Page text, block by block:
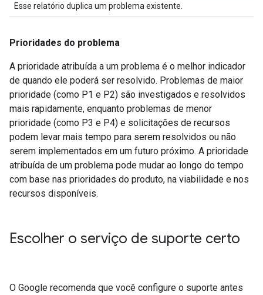
Esse relatório duplica um problema existente.
Prioridades do problema
A prioridade atribuída a um problema é o melhor indicador
de quando ele poderá ser resolvido. Problemas de maior
prioridade (como P1 e P2) são investigados e resolvidos
mais rapidamente, enquanto problemas de menor
prioridade (como P3 e P4) e solicitações de recursos
podem levar mais tempo para serem resolvidos ou não
serem implementados em um futuro próximo. A prioridade
atribuída de um problema pode mudar ao longo do tempo
com base nas prioridades do produto, na viabilidade e nos
recursos disponíveis.
Escolher o serviço de suporte certo
O Google recomenda que você configure o suporte antes